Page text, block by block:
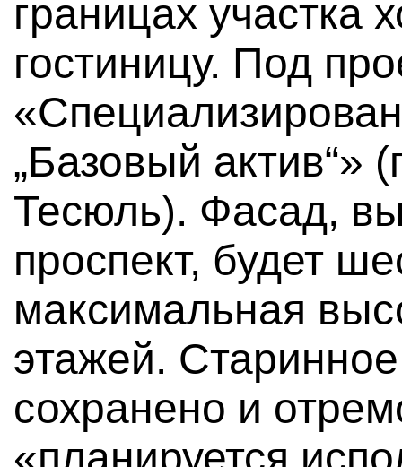
границах участка
гостиницу. Под
„Базовый актив“»
Тесюль). Фасад,
проспект, будет
максимальная
этажей.
сохранено и